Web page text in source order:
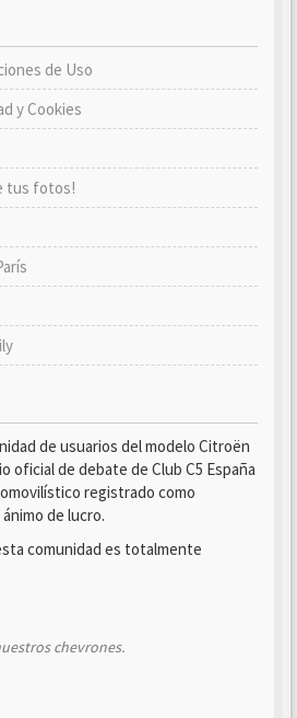
de Uso
y Cookies
tus fotos!
de usuarios del modelo Citroën
oficial de debate de Club C5 España
registrado como
de lucro.
comunidad es totalmente
chevrones.